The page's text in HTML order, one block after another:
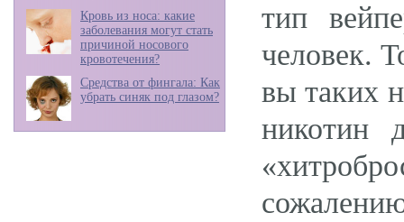
Кровь из носа: какие
заболевания могут стать
причиной носового
кровотечения?
Средства от фингала: Как
убрать синяк под глазом?
тип
человек.
вы таких
никотин